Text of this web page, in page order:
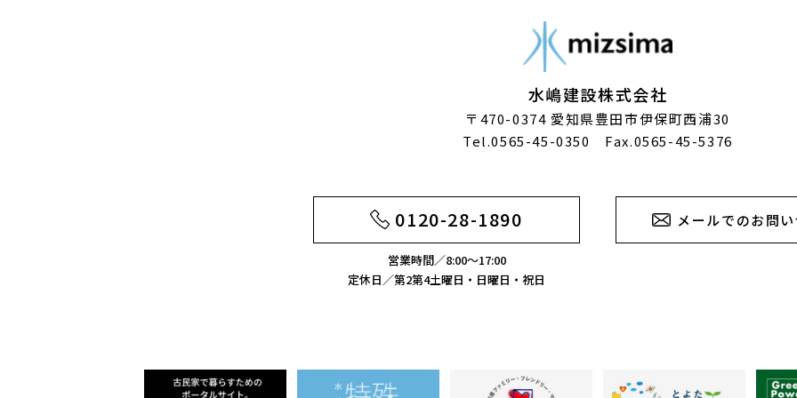
水嶋建設株式会社
〒470-0374 愛知県豊田市伊保町西浦30
Tel.0565-45-0350 Fax.0565-45-5376
0120-28-1890
営業時間／8:00～17:00
定休日／第2第4土曜日・日曜日・祝日
メールでのお問